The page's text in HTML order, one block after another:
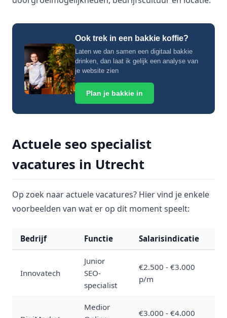
Ook trek in een bakkie koffie?
Laten we dan samen een digitaal bakkie
drinken, dan laat ik gelijk een analyse van
je website zien
Plan je bakkie in
Actuele seo specialist
vacatures in Utrecht
Op zoek naar actuele vacatures? Hier vind je enkele
voorbeelden van wat er op dit moment speelt:
Bedrijf Functie Salarisindicatie
Innovatech
Junior
SEO-
specialist
€2.500 - €3.000
p/m
Medior
€3.000 - €4.000